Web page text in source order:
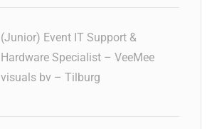
(Junior) Event IT Support &
Hardware Specialist – VeeMee
visuals bv – Tilburg